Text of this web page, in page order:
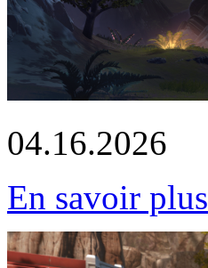
04.16.2026
En savoir plus